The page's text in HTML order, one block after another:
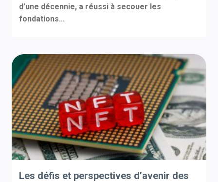
d’une décennie, a réussi à secouer les
fondations...
Les défis et perspectives d’avenir des